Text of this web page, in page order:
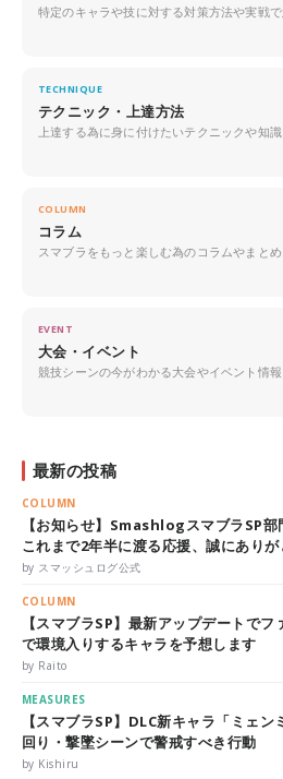
特定のキャラや技に対する対策方法や実戦
TECHNIQUE
テクニック・上達方法
上達する為に身に付けたいテクニックや知
COLUMN
コラム
スマブラをもっと楽しむ為のコラムやまと
EVENT
大会・イベント
競技シーンの今がわかる大会やイベント情
最新の投稿
COLUMN
【お知らせ】SmashlogスマブラSP部
これまで2年半に渡る応援、誠にありが
by スマッシュログ公式
COLUMN
【スマブラSP】最新アップデートで
で環境入りするキャラを予想します
by Raito
MEASURES
【スマブラSP】DLC新キャラ「ミェ
回り・撃墜シーンで警戒すべき行動
by Kishiru